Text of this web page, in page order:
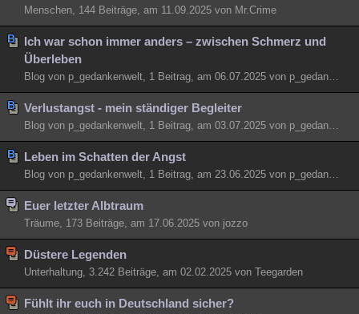
Menschen, 144 Beiträge, am 11.09.2025 von Mr.Crime
Ich war schon immer anders – zwischen Schmerz und
Überleben
Blog von p_gedankenwelt, 1 Beitrag, am 06.07.2025 von p_gedankenwelt
Verlustangst - mein ständiger Begleiter
Blog von p_gedankenwelt, 1 Beitrag, am 03.07.2025 von p_gedankenwelt
Leben im Schatten der Angst
Blog von p_gedankenwelt, 1 Beitrag, am 23.06.2025 von p_gedankenwelt
Euer letzter Albtraum
Träume, 173 Beiträge, am 17.06.2025 von jozzo
Düstere Legenden
Unterhaltung, 3.242 Beiträge, am 02.02.2025 von Teegarden
Fühlt ihr euch in Deutschland sicher?